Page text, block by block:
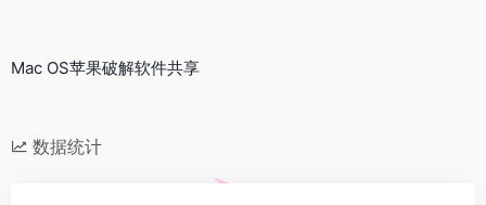
Mac OS苹果破解软件共享
数据统计